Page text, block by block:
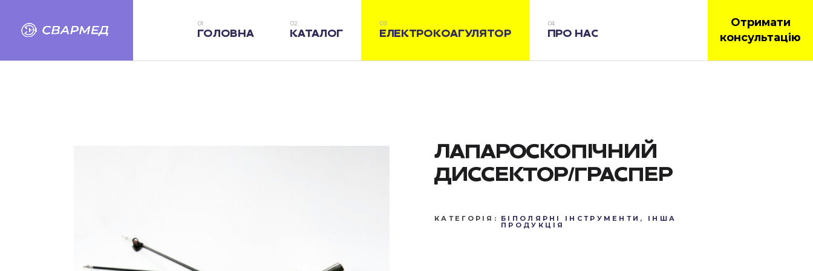
ГОЛОВНА КАТАЛОГ ЕЛЕКТРОКОАГУЛЯТОР ПРО НАС
Отримати
консультацію
ЛАПАРОСКОПІЧНИЙ
ДИССЕКТОР/ГРАСПЕР
КАТЕГОРІЯ: БІПОЛЯРНІ ІНСТРУМЕНТИ , ІНША
ПРОДУКЦІЯ